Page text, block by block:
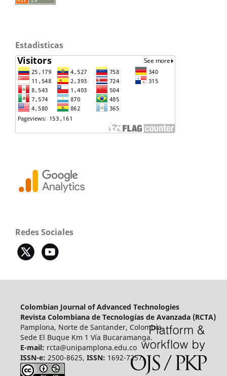
Estadisticas
Redes Sociales
Colombian Journal of Advanced Technologies
Revista Colombiana de Tecnologías de Avanzada (RCTA)
Pamplona, Norte de Santander, Colombia.
Sede El Buque Km 1 Vía Bucaramanga.
E-mail: rcta@unipamplona.edu.co
ISSN-e: 2500-8625, ISSN: 1692-7257.